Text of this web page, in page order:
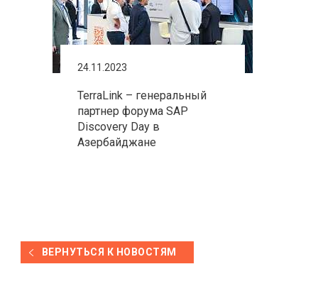
24.11.2023
TerraLink – генеральный
партнер форума SAP
Discovery Day в
Азербайджане
ВЕРНУТЬСЯ К НОВОСТЯМ